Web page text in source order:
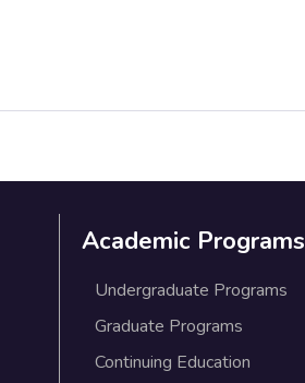
Academic Programs
Undergraduate Programs
Graduate Programs
Continuing Education